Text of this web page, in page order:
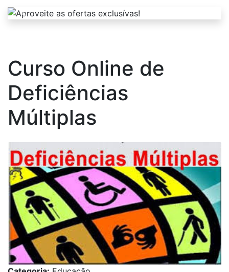
Curso Online de
Deficiências
Múltiplas